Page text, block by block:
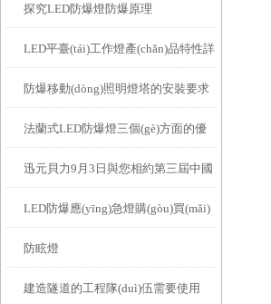
(shí)需要注意事項(xiàng)
探究LED防爆燈防爆原理
LED平臺(tái)工作燈產(chǎn)品特性詳
解
防爆移動(dòng)照明燈塔的安裝要求
詳解
法蘭式LED防爆燈三個(gè)方面的優
(yōu)點(diǎn)介紹
迅元貝力9月3日與您相約第三屆中國
(guó)石油機(jī)械展覽會(huì)
LED防爆應(yīng)急燈購(gòu)買(mǎi)
要點(diǎn)
防眩燈
建造隧道的工程隊(duì)伍需要使用